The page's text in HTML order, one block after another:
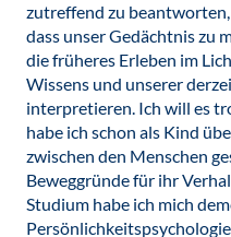
zutreffend zu
dass unser Gedächtnis zu
die früheres Erleben im
Wissens und unserer
interpretieren. Ich will es
habe ich schon als Kind
zwischen den Menschen
Beweggründe für ihr
Studium habe ich mich